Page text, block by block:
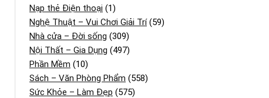
Nạp thẻ Điện thoại (1)
Nghệ Thuật – Vui Chơi Giải Trí(59)
Nhà cửa – Đời sống (309)
Nội Thất – Gia Dụng (497)
Phần Mềm (10)
Sách – Văn Phòng Phẩm (558)
Sức Khỏe – Làm Đẹp (575)